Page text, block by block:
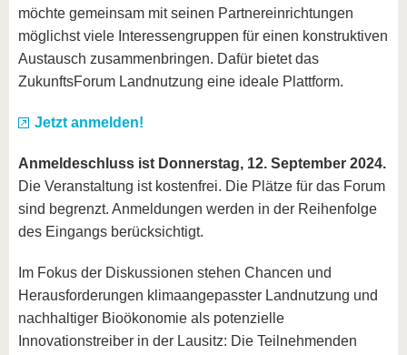
möchte gemeinsam mit seinen Partnereinrichtungen
möglichst viele Interessengruppen für einen konstruktiven
Austausch zusammenbringen. Dafür bietet das
ZukunftsForum Landnutzung eine ideale Plattform.
Jetzt anmelden!
Anmeldeschluss ist Donnerstag, 12. September 2024.
Die Veranstaltung ist kostenfrei. Die Plätze für das Forum
sind begrenzt. Anmeldungen werden in der Reihenfolge
des Eingangs berücksichtigt.
Im Fokus der Diskussionen stehen Chancen und
Herausforderungen klimaangepasster Landnutzung und
nachhaltiger Bioökonomie als potenzielle
Innovationstreiber in der Lausitz: Die Teilnehmenden